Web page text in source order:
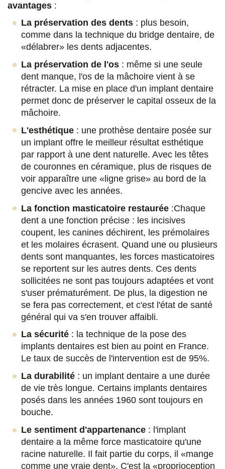
avantages :
La préservation des dents : plus besoin,
comme dans la technique du bridge dentaire, de
«délabrer» les dents adjacentes.
La préservation de l'os : même si une seule
dent manque, l'os de la mâchoire vient à se
rétracter. La mise en place d'un implant dentaire
permet donc de préserver le capital osseux de la
mâchoire.
L'esthétique : une prothèse dentaire posée sur
un implant offre le meilleur résultat esthétique
par rapport à une dent naturelle. Avec les têtes
de couronnes en céramique, plus de risques de
voir apparaître une «ligne grise» au bord de la
gencive avec les années.
La fonction masticatoire restaurée :Chaque
dent a une fonction précise : les incisives
coupent, les canines déchirent, les prémolaires
et les molaires écrasent. Quand une ou plusieurs
dents sont manquantes, les forces masticatoires
se reportent sur les autres dents. Ces dents
sollicitées ne sont pas toujours adaptées et vont
s'user prématurément. De plus, la digestion ne
se fera pas correctement, et c'est l'état de santé
général qui va s'en trouver affaibli.
La sécurité : la technique de la pose des
implants dentaires est bien au point en France.
Le taux de succès de l'intervention est de 95%.
La durabilité : un implant dentaire a une durée
de vie très longue. Certains implants dentaires
posés dans les années 1960 sont toujours en
bouche.
Le sentiment d'appartenance : l'implant
dentaire a la même force masticatoire qu'une
racine naturelle. Il fait partie du corps, il «mange
comme une vraie dent». C'est la «proprioception